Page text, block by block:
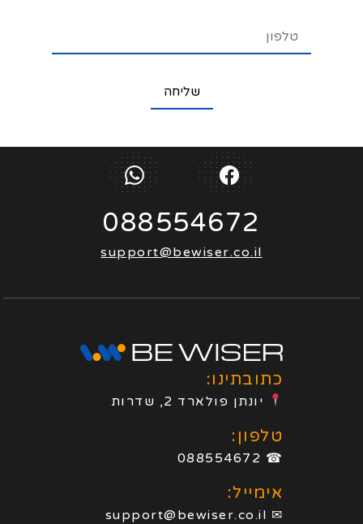
088554672
support@bewiser.co.il
כתובתינו:
יונתן פולארד 2, שדרות
טלפון:
☎ 088554672
אימייל:
✉ support@bewiser.co.il